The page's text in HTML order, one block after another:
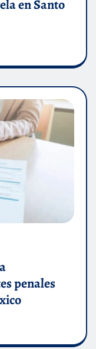
en Santo
penales